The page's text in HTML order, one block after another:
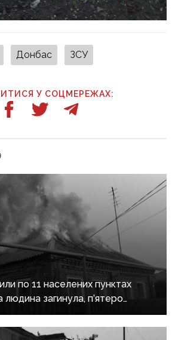
Донбас ЗСУ
У СОЦМЕРЕЖАХ:
по 11 населених пунктах
загинула, п’ятеро